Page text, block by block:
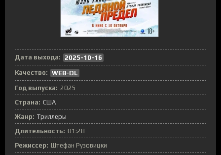
Дата выхода:
2025-10-16
Качество: WEB-DL
Год выпуска: 2025
Страна: США
Жанр: Триллеры
Длительность: 01:28
Режиссер: Штефан Рузовицки